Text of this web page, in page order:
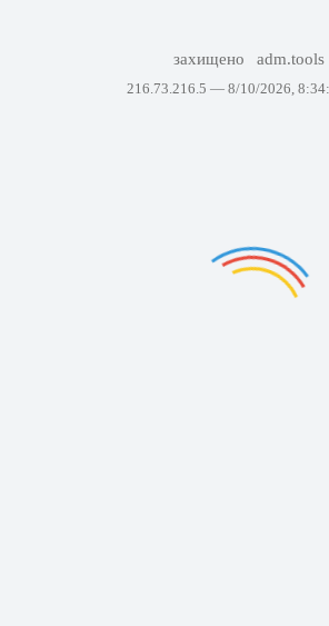
захищено adm.tools
216.73.216.5 — 8/10/2026,